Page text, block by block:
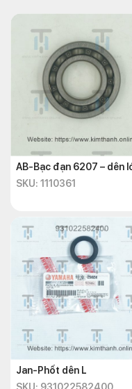
AB-Bạc đạn 6207 – dên
SKU: 1110361
Jan-Phốt dên L